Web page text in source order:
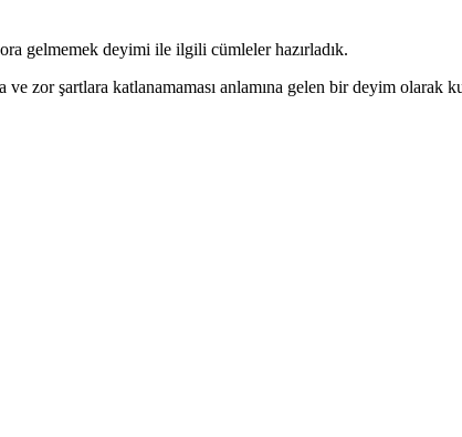
gelmemek deyimi ile ilgili cümleler hazırladık.
ve zor şartlara katlanamaması anlamına gelen bir deyim olarak